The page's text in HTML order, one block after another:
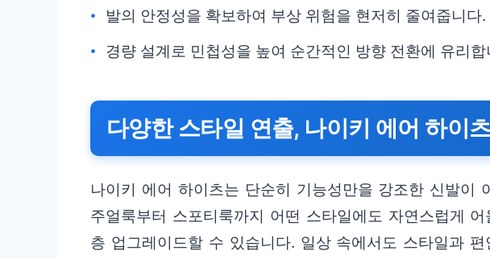
발의 안정성을 확보하여 부상 위험을 현저히 줄여줍니다.
경량 설계로 민첩성을 높여 순간적인 방향 전환에 유리합
다양한 스타일 연출, 나이키 에어 하이
나이키 에어 하이츠는 단순히 기능성만을 강조한 신발이
주얼룩부터 스포티룩까지 어떤 스타일에도 자연스럽게
층 업그레이드할 수 있습니다. 일상 속에서도 스타일과